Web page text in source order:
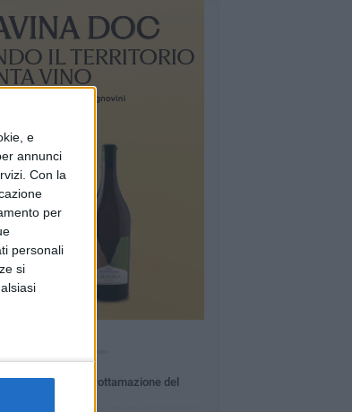
e
annunci
Con la
per
personali
si
approvata rottamazione del